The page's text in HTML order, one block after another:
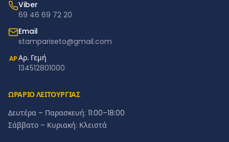
Viber
69 46 69 72 20
Email
stampariseto@gmail.com
ΑΡΑρ. Γεμή
134512801000
ΩΡΑΡΙΟ ΛΕΙΤΟΥΡΓΙΑΣ
Δευτέρα – Παρασκευή: 11:00–18:00
Σάββατο – Κυριακή: Κλειστά